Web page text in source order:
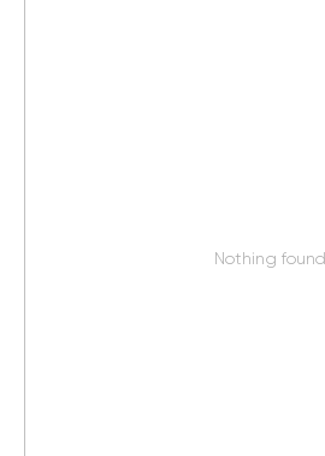
Nothing found